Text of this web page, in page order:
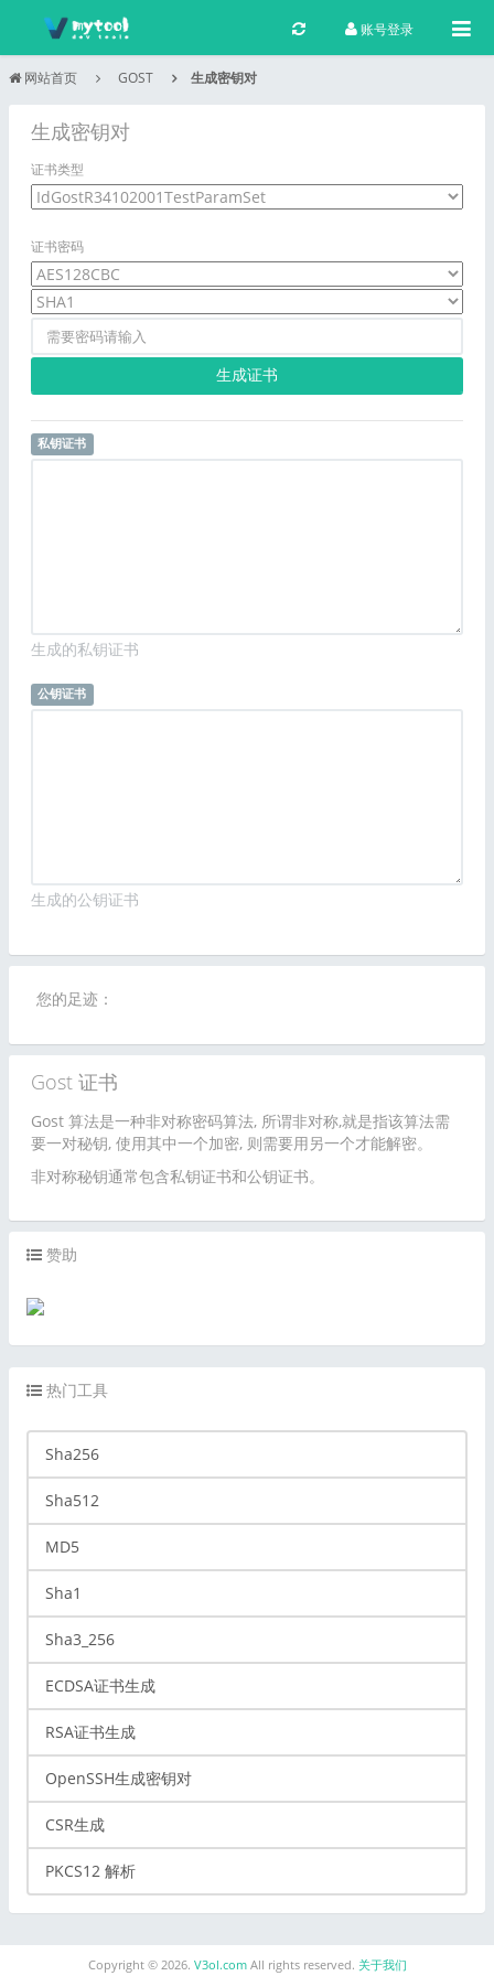
账号登录
网站首页 GOST 生成密钥对
生成密钥对
证书类型
证书密码
生成证书
私钥证书
生成的私钥证书
公钥证书
生成的公钥证书
您的足迹：
Gost 证书
Gost 算法是一种非对称密码算法, 所谓非对称,就是指该算法需
要一对秘钥, 使用其中一个加密, 则需要用另一个才能解密。
非对称秘钥通常包含私钥证书和公钥证书。
赞助
热门工具
Sha256
Sha512
MD5
Sha1
Sha3_256
ECDSA证书生成
RSA证书生成
OpenSSH生成密钥对
CSR生成
PKCS12 解析
Copyright © 2026. V3ol.com All rights reserved. 关于我们